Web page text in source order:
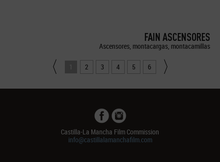
FAIN ASCENSORES
Ascensores, montacargas, montacamillas
1 2 3 4 5 6
Castilla-La Mancha Film Commission
info@castillalamanchafilm.com